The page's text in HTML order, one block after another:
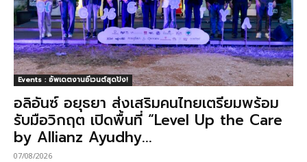
Events : อัพเดตงานอีเวนต์สุดปัง!
อลิอันซ์ อยุธยา ส่งเสริมคนไทยเตรียมพร้อม
รับมือวิกฤต เปิดพื้นที่ “Level Up the Care
by Allianz Ayudhy...
07/08/2026